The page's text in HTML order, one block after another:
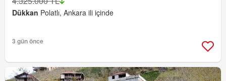
Dükkan Polatlı, Ankara ili içinde
3 gün önce